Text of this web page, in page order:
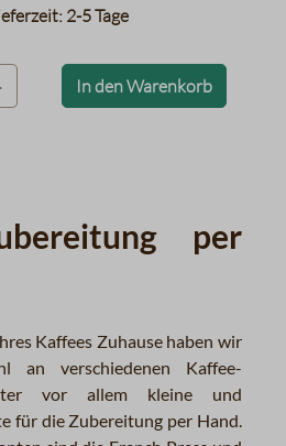
2-5 Tage
In den Warenkorb
per
Kaffees Zuhause haben wir
an verschiedenen Kaffee-
vor allem kleine und
für die Zubereitung per Hand.